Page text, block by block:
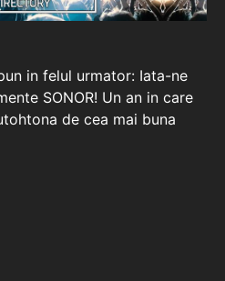
in felul urmator: Iata-ne
SONOR! Un an in care
de cea mai buna